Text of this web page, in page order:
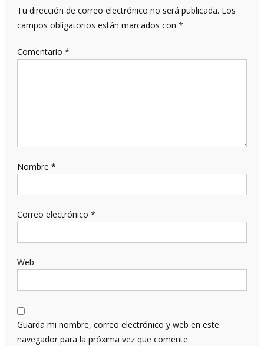
Tu dirección de correo electrónico no será publicada. Los
campos obligatorios están marcados con *
Comentario *
Nombre *
Correo electrónico *
Web
Guarda mi nombre, correo electrónico y web en este
navegador para la próxima vez que comente.